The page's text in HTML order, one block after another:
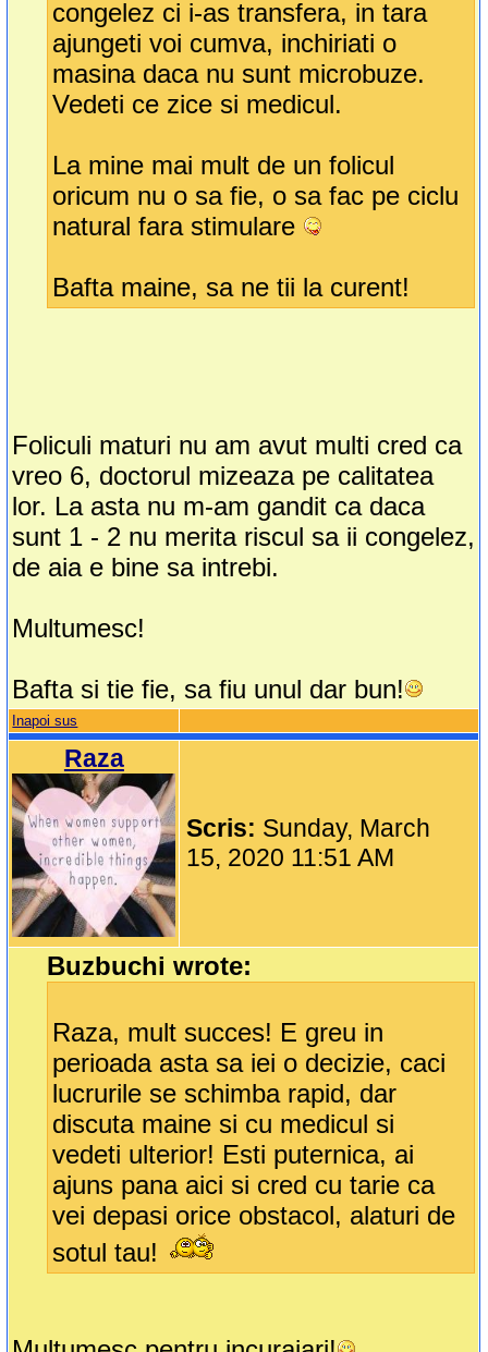
congelez ci i-as transfera, in tara
ajungeti voi cumva, inchiriati o
masina daca nu sunt microbuze.
Vedeti ce zice si medicul.
La mine mai mult de un folicul
oricum nu o sa fie, o sa fac pe ciclu
natural fara stimulare
Bafta maine, sa ne tii la curent!
Foliculi maturi nu am avut multi cred ca
vreo 6, doctorul mizeaza pe calitatea
lor. La asta nu m-am gandit ca daca
sunt 1 - 2 nu merita riscul sa ii congelez,
de aia e bine sa intrebi.
Multumesc!
Bafta si tie fie, sa fiu unul dar bun!
Inapoi sus
Raza
Scris: Sunday, March
15, 2020 11:51 AM
Buzbuchi wrote:
Raza, mult succes! E greu in
perioada asta sa iei o decizie, caci
lucrurile se schimba rapid, dar
discuta maine si cu medicul si
vedeti ulterior! Esti puternica, ai
ajuns pana aici si cred cu tarie ca
vei depasi orice obstacol, alaturi de
sotul tau!